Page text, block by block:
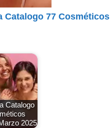
Catalogo 77 Cosméticos
Catalogo
2025